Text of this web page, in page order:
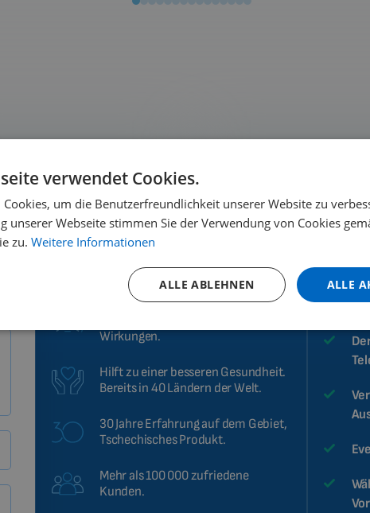
Wie und wo kaufen?
Warum Biomag?
Hohe Leistungsfähigkeit und
Wirkungen.
Hilft zu einer besseren Gesundheit.
Bereits in 40 Ländern der Welt.
30 Jahre Erfahrung auf dem Gebiet,
Tschechisches Produkt.
Mehr als 100 000 zufriedene
Kunden.
Wie
verwendet Cookies.
um die Benutzerfreundlichkeit unserer Website zu
unserer Webseite stimmen Sie der Verwendung von Cookies
zu. Weitere Informationen
ALLE
ALLE ABLEHNEN